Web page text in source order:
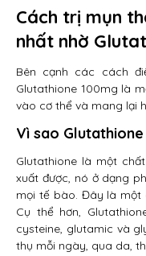
Cách trị mụn
nhất nhờ
Bên cạnh các cách
Glutathione 100mg là
vào cơ thể và mang lại
Vì sao
Glutathione là một
xuất được, nó ở dạng
mọi tế bào. Đây là một
Cụ thể hơn,
cysteine, glutamic và
thụ mỗi ngày, qua da,